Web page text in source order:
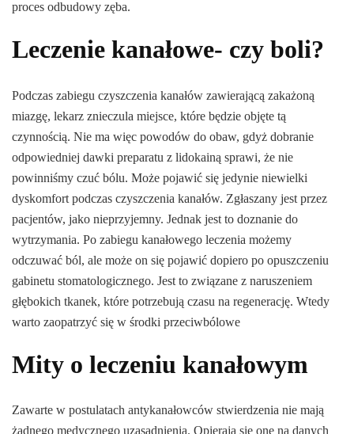
proces odbudowy zęba.
Leczenie kanałowe- czy boli?
Podczas zabiegu czyszczenia kanałów zawierającą zakażoną
miazgę, lekarz znieczula miejsce, które będzie objęte tą
czynnością. Nie ma więc powodów do obaw, gdyż dobranie
odpowiedniej dawki preparatu z lidokainą sprawi, że nie
powinniśmy czuć bólu. Może pojawić się jedynie niewielki
dyskomfort podczas czyszczenia kanałów. Zgłaszany jest przez
pacjentów, jako nieprzyjemny. Jednak jest to doznanie do
wytrzymania. Po zabiegu kanałowego leczenia możemy
odczuwać ból, ale może on się pojawić dopiero po opuszczeniu
gabinetu stomatologicznego. Jest to związane z naruszeniem
głębokich tkanek, które potrzebują czasu na regenerację. Wtedy
warto zaopatrzyć się w środki przeciwbólowe
Mity o leczeniu kanałowym
Zawarte w postulatach antykanałowców stwierdzenia nie mają
żadnego medycznego uzasadnienia. Opierają się one na danych